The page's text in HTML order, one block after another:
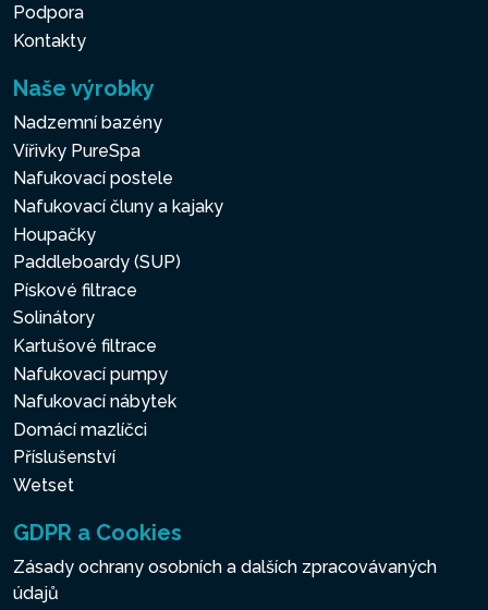
Podpora
Kontakty
Naše výrobky
Nadzemní bazény
Vířivky PureSpa
Nafukovací postele
Nafukovací čluny a kajaky
Houpačky
Paddleboardy (SUP)
Pískové filtrace
Solinátory
Kartušové filtrace
Nafukovací pumpy
Nafukovací nábytek
Domácí mazlíčci
Příslušenství
Wetset
GDPR a Cookies
Zásady ochrany osobních a dalších zpracovávaných
údajů